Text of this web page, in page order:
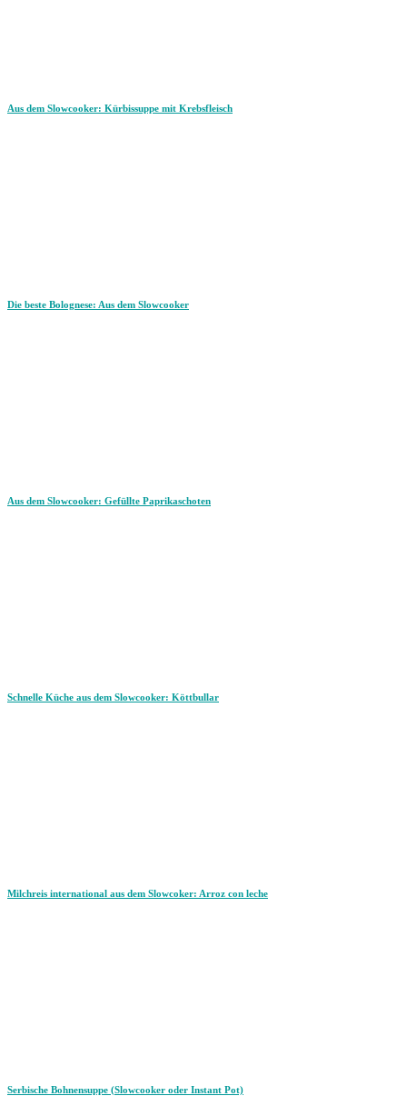
Aus dem Slowcooker: Kürbissuppe mit Krebsfleisch
Die beste Bolognese: Aus dem Slowcooker
Aus dem Slowcooker: Gefüllte Paprikaschoten
Schnelle Küche aus dem Slowcooker: Köttbullar
Milchreis international aus dem Slowcoker: Arroz con leche
Serbische Bohnensuppe (Slowcooker oder Instant Pot)